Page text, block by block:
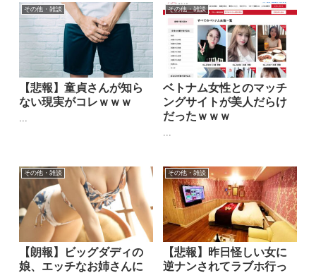
その他・雑談
【悲報】童貞さんが知ら
ない現実がコレｗｗｗ
...
その他・雑談
ベトナム女性とのマッチ
ングサイトが美人だらけ
だったｗｗｗ
...
その他・雑談
【朗報】ビッグダディの
娘、エッチなお姉さんに
その他・雑談
【悲報】昨日怪しい女に
逆ナンされてラブホ行っ